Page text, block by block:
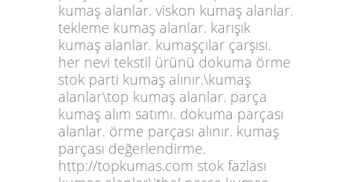
kumaş alanlar. viskon kumaş alanlar.
tekleme kumaş alanlar. karışık
kumaş alanlar. kumaşçılar çarşısı.
her nevi tekstil ürünü dokuma örme
stok parti kumaş alınır.\kumaş
alanlar\top kumaş alanlar. parça
kumaş alım satımı. dokuma parçası
alanlar. örme parçası alınır. kumaş
parçası değerlendirme.
http://topkumas.com stok fazlası